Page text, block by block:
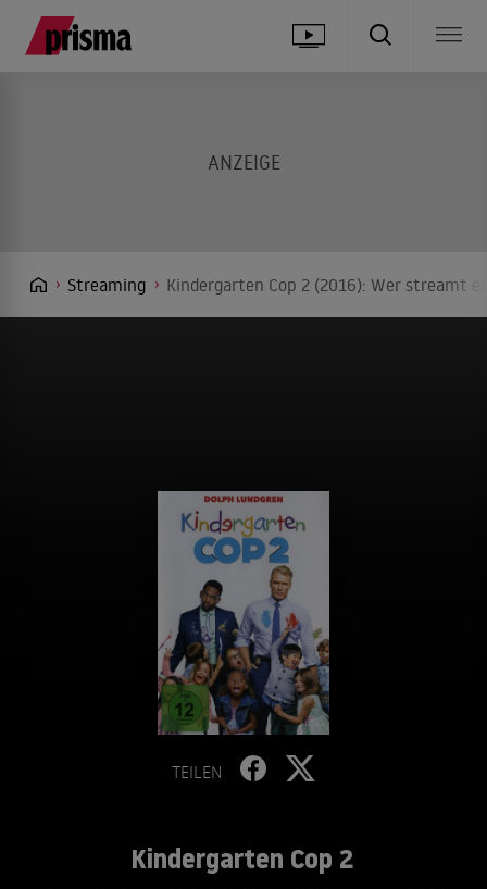
Streaming Kindergarten Cop 2 (2016): Wer streamt
TEILEN
Kindergarten Cop 2